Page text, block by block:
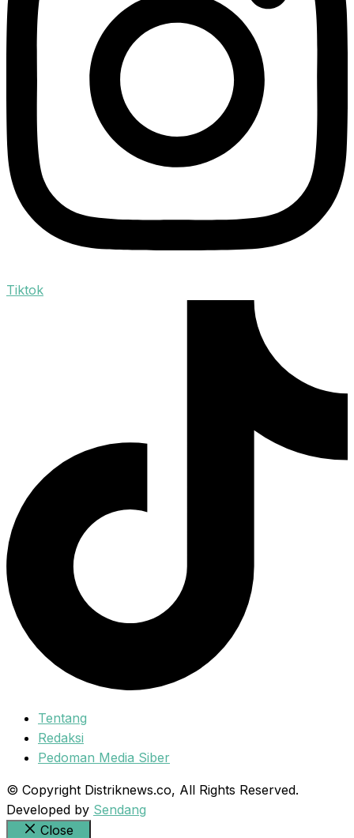
Tiktok
Tentang
Redaksi
Pedoman Media Siber
© Copyright Distriknews.co, All Rights Reserved.
Developed by Sendang
Close